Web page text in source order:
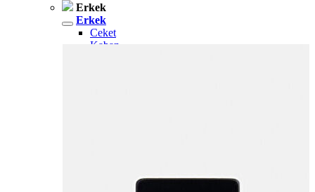
Erkek
Erkek
Ceket
Kaban